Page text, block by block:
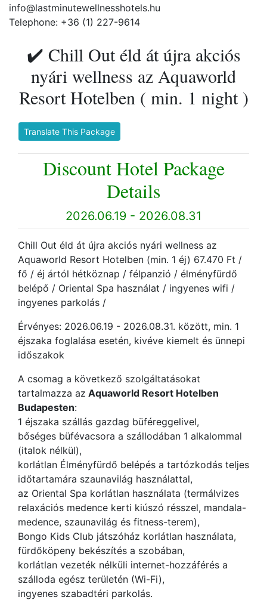
info@lastminutewellnesshotels.hu
Telephone: +36 (1) 227-9614
✔️ Chill Out éld át újra akciós
nyári wellness az Aquaworld
Resort Hotelben ( min. 1 night )
Translate This Package
Discount Hotel Package
Details
2026.06.19 - 2026.08.31
Chill Out éld át újra akciós nyári wellness az
Aquaworld Resort Hotelben (min. 1 éj) 67.470 Ft /
fő / éj ártól hétköznap / félpanzió / élményfürdő
belépő / Oriental Spa használat / ingyenes wifi /
ingyenes parkolás /
Érvényes: 2026.06.19 - 2026.08.31. között, min. 1
éjszaka foglalása esetén, kivéve kiemelt és ünnepi
időszakok
A csomag a következő szolgáltatásokat
tartalmazza az Aquaworld Resort Hotelben
Budapesten:
1 éjszaka szállás gazdag büféreggelivel,
bőséges büfévacsora a szállodában 1 alkalommal
(italok nélkül),
korlátlan Élményfürdő belépés a tartózkodás teljes
időtartamára szaunavilág használattal,
az Oriental Spa korlátlan használata (termálvizes
relaxációs medence kerti kiúszó résszel, mandala-
medence, szaunavilág és fitness-terem),
Bongo Kids Club játszóház korlátlan használata,
fürdőköpeny bekészítés a szobában,
korlátlan vezeték nélküli internet-hozzáférés a
szálloda egész területén (Wi-Fi),
ingyenes szabadtéri parkolás.